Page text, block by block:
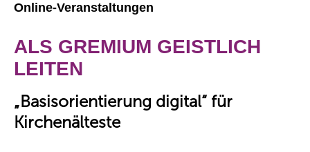
Online-Veranstaltungen
ALS GREMIUM GEISTLICH
LEITEN
„Basisorientierung digital“ für
Kirchenälteste